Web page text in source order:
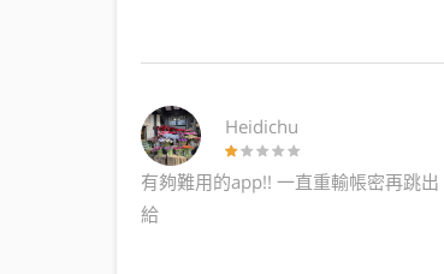
Heidichu
有夠難用的app!! 一直重輸帳密再跳
給